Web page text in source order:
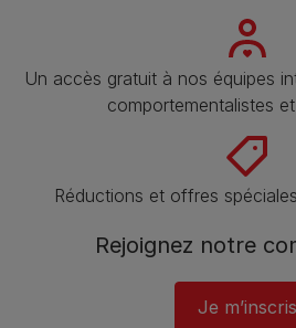
Un accès gratuit à nos équipes
comportementalistes
Réductions et offres
Rejoignez notre
Je m’inscris